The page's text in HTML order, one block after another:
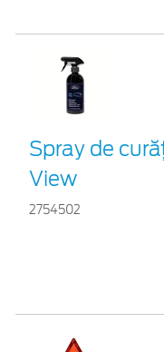
Spray de
View
2754502